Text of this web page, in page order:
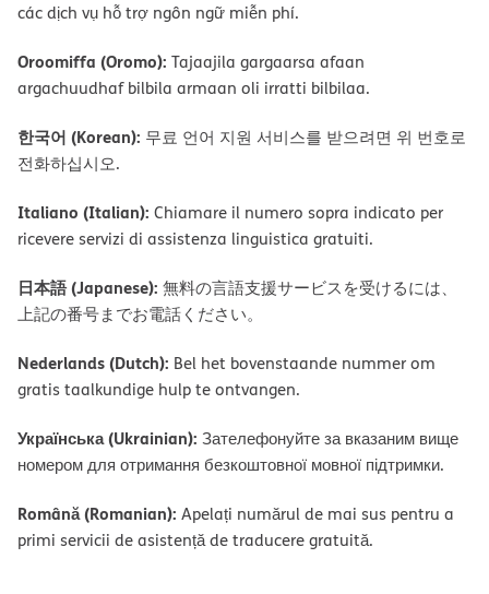
các dịch vụ hỗ trợ ngôn ngữ miễn phí.
Oroomiffa (Oromo): Tajaajila gargaarsa afaan
argachuudhaf bilbila armaan oli irratti bilbilaa.
한국어 (Korean): 무료 언어 지원 서비스를 받으려면 위 번호로
전화하십시오.
Italiano (Italian): Chiamare il numero sopra indicato per
ricevere servizi di assistenza linguistica gratuiti.
日本語 (Japanese): 無料の言語支援サービスを受けるには、
上記の番号までお電話ください。
Nederlands (Dutch): Bel het bovenstaande nummer om
gratis taalkundige hulp te ontvangen.
Українська (Ukrainian): Зателефонуйте за вказаним вище
номером для отримання безкоштовної мовної підтримки.
Română (Romanian): Apelați numărul de mai sus pentru a
primi servicii de asistență de traducere gratuită.